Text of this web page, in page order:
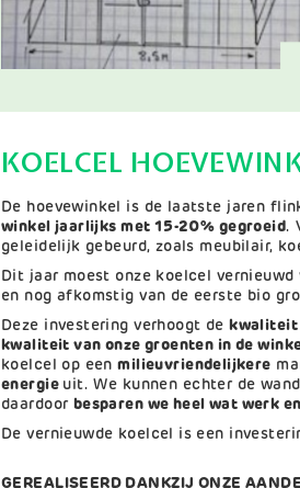
KOELCEL
De hoevewinkel is de laatste jaren
winkel jaarlijks met 15-20% gegroeid.
geleidelijk gebeurd, zoals meubilair,
Dit jaar moest onze koelcel
en nog afkomstig van de eerste bio
Deze investering verhoogt dekwaliteit
kwaliteit van onze groenten in de
koelcel op eenmilieuvriendelijkere
energie uit. We kunnen echter de
daardoor besparen we heel wat werk
De vernieuwde koelcel is een
GEREALISEERD DANKZIJ ONZE